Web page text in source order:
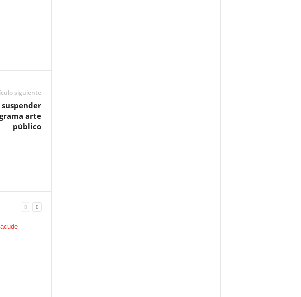
siguiente
suspender
arte
público